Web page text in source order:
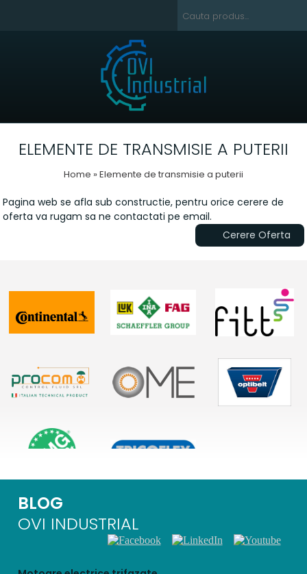
ELEMENTE DE TRANSMISIE A PUTERII
Home » Elemente de transmisie a puterii
Pagina web se afla sub constructie, pentru orice cerere de
oferta va rugam sa ne contactati pe email.
Cerere Oferta
BLOG
OVI INDUSTRIAL